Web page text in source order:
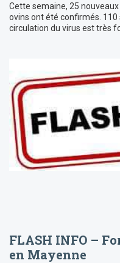
Cette semaine, 25
ovins ont été confirmés.
circulation du virus est très
FLASH INFO –
en Mayenne